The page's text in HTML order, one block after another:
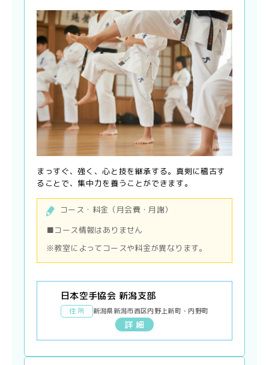
まっすぐ、強く、心と技を継承する。真剣に稽古す
ることで、集中力を養うことができます。
コース・料金（月会費・月謝）
■コース情報はありません
※教室によってコースや料金が異なります。
日本空手協会 新潟支部
住 所 新潟県新潟市西区内野上新町・内野町
詳 細